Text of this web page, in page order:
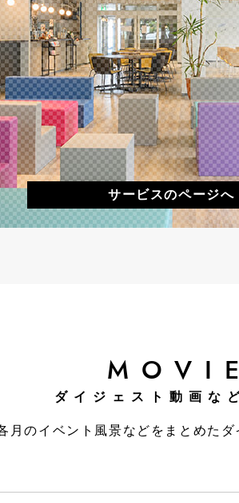
サービスのページへ
MOVIE
ダイジェスト動画な
月のイベント風景などをまとめた